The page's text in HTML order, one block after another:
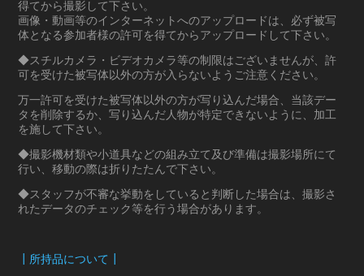
得てから撮影して下さい。
画像・動画等のインターネットへのアップロードは、必ず被写
体となる参加者様の許可を得てからアップロードして下さい。
◆スチルカメラ・ビデオカメラ等の制限はございませんが、許
可を受けた被写体以外の方が入らないようご注意ください。
万一許可を受けた被写体以外の方が写り込んだ場合、当該デー
タを削除するか、写り込んだ人物が特定できないように、加工
を施して下さい。
◆撮影機材類や小道具などの組み立て及び準備は撮影場所にて
行い、移動の際は折りたたんで下さい。
◆スタッフが不審な挙動をしていると判断した場合は、撮影さ
れたデータのチェック等を行う場合があります。
┃所持品について┃